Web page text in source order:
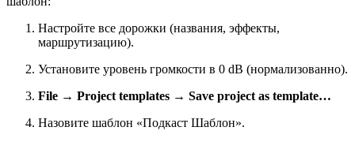
Настройте все дорожки (названия, эффекты,
маршрутизацию).
Установите уровень громкости в 0 dB (нормализованно).
File → Project templates → Save project as template…
Назовите шаблон «Подкаст Шаблон».